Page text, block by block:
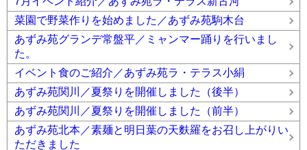
菜園で野菜作りを始めました／あずみ苑駒木台
あずみ苑グランデ常盤平／ミャンマー踊りを行いまし
た。
イベント食のご紹介／あずみ苑ラ・テラス小絹
あずみ苑関川／夏祭りを開催しました（後半）
あずみ苑関川／夏祭りを開催しました（前半）
あずみ苑北本／素麺と明日葉の天麩羅をお召し上がりい
ただきました